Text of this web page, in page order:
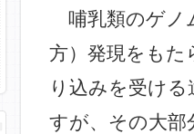
哺乳類のゲノ
方）発現をも
り込みを受け
すが、その大